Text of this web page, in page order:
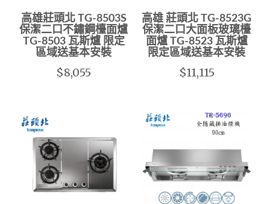
高雄莊頭北 TG-8503S
保潔二口不鏽鋼檯面爐
TG-8503 瓦斯爐 限定
區域送基本安裝
$8,055
高雄 莊頭北 TG-8523G
保潔二口大面板玻璃檯
面爐 TG-8523 瓦斯爐
限定區域送基本安裝
$11,115